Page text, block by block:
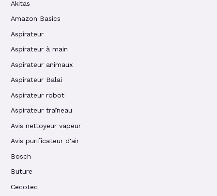
Akitas
Amazon Basics
Aspirateur
Aspirateur à main
Aspirateur animaux
Aspirateur Balai
Aspirateur robot
Aspirateur traîneau
Avis nettoyeur vapeur
Avis purificateur d'air
Bosch
Buture
Cecotec